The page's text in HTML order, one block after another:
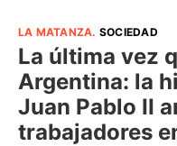
LA MATANZA. SOCIEDAD
La última vez
Argentina: la
Juan Pablo II
trabajadores